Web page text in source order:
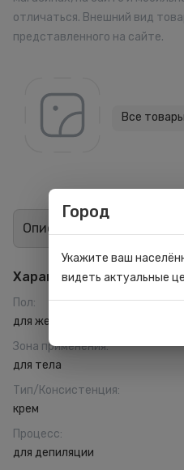
отличаться. Внешний вид
представленного на сайте.
Все
Описание
Характеристики
Пол:
для женщин
Зона применения:
для тела
Тип/Консистенция:
крем
Процесс:
для депиляции
Город
Укажите ваш
видеть актуальные